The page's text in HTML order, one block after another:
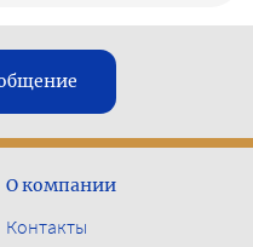
О компании
Контакты